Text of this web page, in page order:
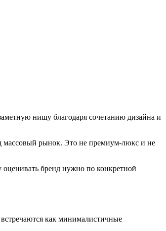
нишу благодаря сочетанию дизайна и
массовый рынок. Это не премиум-люкс и не
бренд нужно по конкретной
как минималистичные